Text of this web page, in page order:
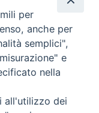
>>
s
d
per
anche per
semplici",
e
nella
all'utilizzo dei